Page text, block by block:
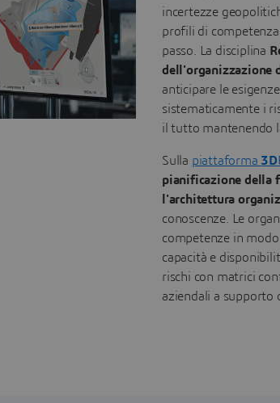
incertezze
profili di
passo. La disciplina
dell'organizzazione
anticipare le
sistematicamente i
il tutto mantenendo
Sulla piattaforma 3D
pianificazione della
l'architettura
conoscenze. Le
competenze in
capacità e
rischi con matrici
aziendali a supporto